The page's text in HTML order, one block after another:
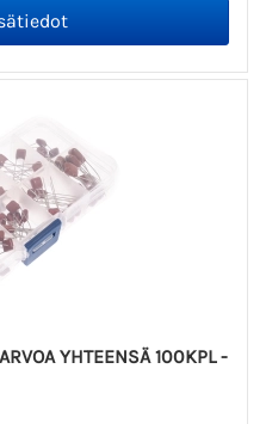
YHTEENSÄ 100KPL -